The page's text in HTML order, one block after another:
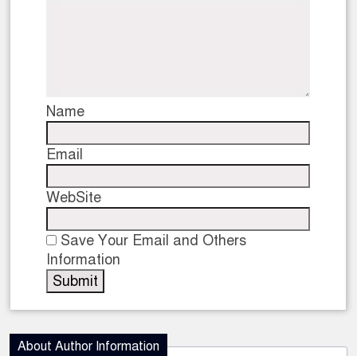
Name
Email
WebSite
Save Your Email and Others
Information
About Author Information